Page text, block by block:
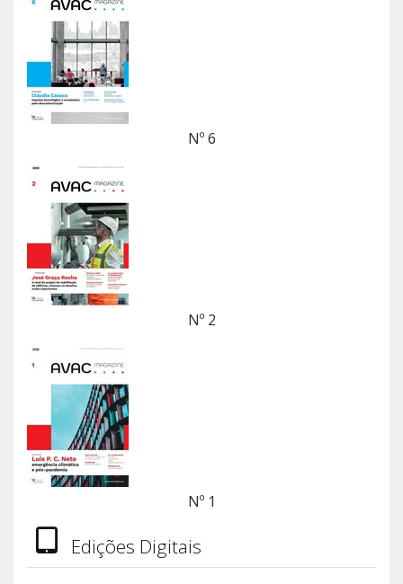
Nº 6
Nº 2
Nº 1
Edições Digitais